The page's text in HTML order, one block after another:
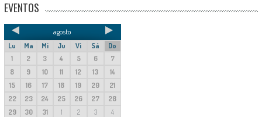
EVENTOS
agosto
Lu Ma Mi Ju Vi Sá
Do
1
2 3 4 5 6
7
8
9 10 11 12 13
14
15
16 17 18 19 20
21
22
23 24 25 26 27
28
29
30 31 1 2 3 4